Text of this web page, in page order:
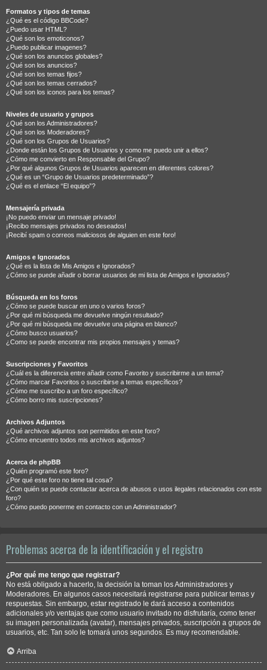
Formatos y tipos de temas
¿Qué es el código BBCode?
¿Puedo usar HTML?
¿Qué son los emoticonos?
¿Puedo publicar imagenes?
¿Qué son los anuncios globales?
¿Qué son los anuncios?
¿Qué son los temas fijos?
¿Qué son los temas cerrados?
¿Qué son los iconos para los temas?
Niveles de usuario y grupos
¿Qué son los Administradores?
¿Qué son los Moderadores?
¿Qué son los Grupos de Usuarios?
¿Donde están los Grupos de Usuarios y como me puedo unir a ellos?
¿Cómo me convierto en Responsable del Grupo?
¿Por qué algunos Grupos de Usuarios aparecen en diferentes colores?
¿Qué es un “Grupo de Usuarios predeterminado”?
¿Qué es el enlace “El equipo”?
Mensajería privada
¡No puedo enviar un mensaje privado!
¡Recibo mensajes privados no deseados!
¡Recibí spam o correos maliciosos de alguien en este foro!
Amigos e Ignorados
¿Qué es la lista de Mis Amigos e Ignorados?
¿Cómo se puede añadir o borrar usuarios de mi lista de Amigos e Ignorados?
Búsqueda en los foros
¿Cómo se puede buscar en uno o varios foros?
¿Por qué mi búsqueda me devuelve ningún resultado?
¿Por qué mi búsqueda me devuelve una página en blanco?
¿Cómo busco usuarios?
¿Como se puede encontrar mis propios mensajes y temas?
Suscripciones y Favoritos
¿Cuál es la diferencia entre añadir como Favorito y suscribirme a un tema?
¿Cómo marcar Favoritos o suscribirse a temas específicos?
¿Cómo me suscribo a un foro específico?
¿Cómo borro mis suscripciones?
Archivos Adjuntos
¿Qué archivos adjuntos son permitidos en este foro?
¿Cómo encuentro todos mis archivos adjuntos?
Acerca de phpBB
¿Quién programó este foro?
¿Por qué este foro no tiene tal cosa?
¿Con quién se puede contactar acerca de abusos o usos ilegales relacionados con este
foro?
¿Cómo puedo ponerme en contacto con un Administrador?
Problemas acerca de la identificación y el registro
¿Por qué me tengo que registrar?
No está obligado a hacerlo, la decisión la toman los Administradores y
Moderadores. En algunos casos necesitará registrarse para publicar temas y
respuestas. Sin embargo, estar registrado le dará acceso a contenidos
adicionales y/o ventajas que como usuario invitado no disfrutaría, como tener
su imagen personalizada (avatar), mensajes privados, suscripción a grupos de
usuarios, etc. Tan solo le tomará unos segundos. Es muy recomendable.
Arriba